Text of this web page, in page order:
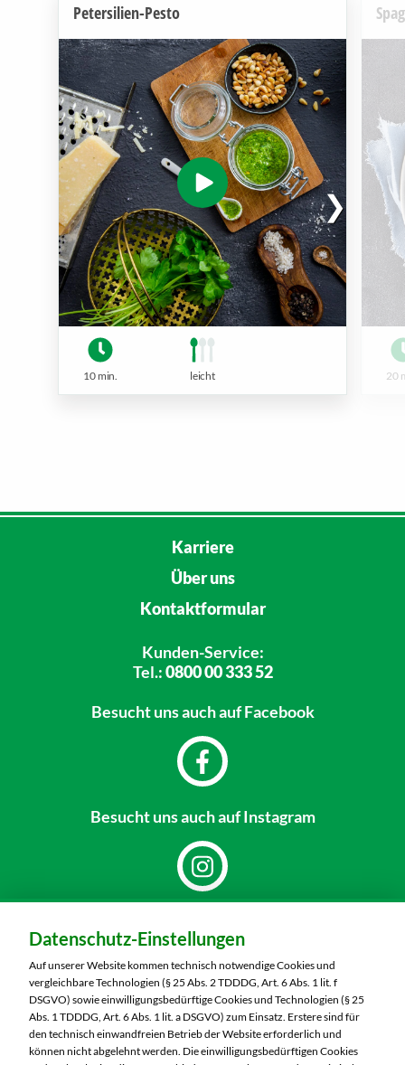
Petersilien-Pesto
10 min. leicht 20
Karriere
Über uns
Kontaktformular
Kunden-Service:
Tel.:0800 00 333 52
Besucht unsauch auf Facebook
Besucht unsauch auf Instagram
MARKTKAUF Nobitz
Altenburger Straße 29
04603 Nobitz
Telefon:03447 51260
Markt ändern
Datenschutz-Einstellungen
Auf unserer Website kommen technisch notwendige Cookies und
vergleichbare Technologien (§ 25 Abs. 2 TDDDG, Art. 6 Abs. 1 lit. f
DSGVO) sowie einwilligungsbedürftige Cookies und Technologien (§ 25
Abs. 1 TDDDG, Art. 6 Abs. 1 lit. a DSGVO) zum Einsatz. Erstere sind für
den technisch einwandfreien Betrieb der Website erforderlich und
können nicht abgelehnt werden. Die einwilligungsbedürftigen Cookies